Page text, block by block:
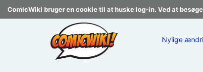
ComicWiki bruger en cookie til at huske log-in. Ved at
Nylige